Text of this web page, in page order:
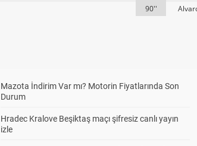
90''
Mazota İndirim Var mı? Motorin Fiyatlarında Son
Durum
Hradec Kralove Beşiktaş maçı şifresiz canlı yayın
izle